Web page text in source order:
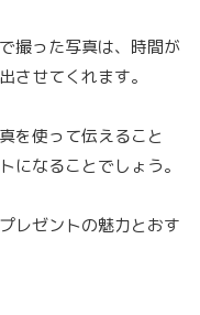
撮った写真は、時間が
させてくれます。
を使って伝えること
になることでしょう。
レゼントの魅力とおす